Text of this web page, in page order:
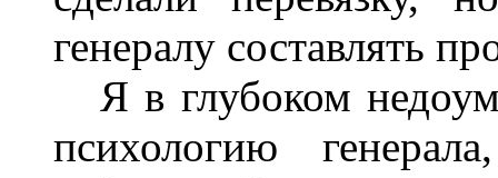
генералу составлять
Я в глубоком
психологию